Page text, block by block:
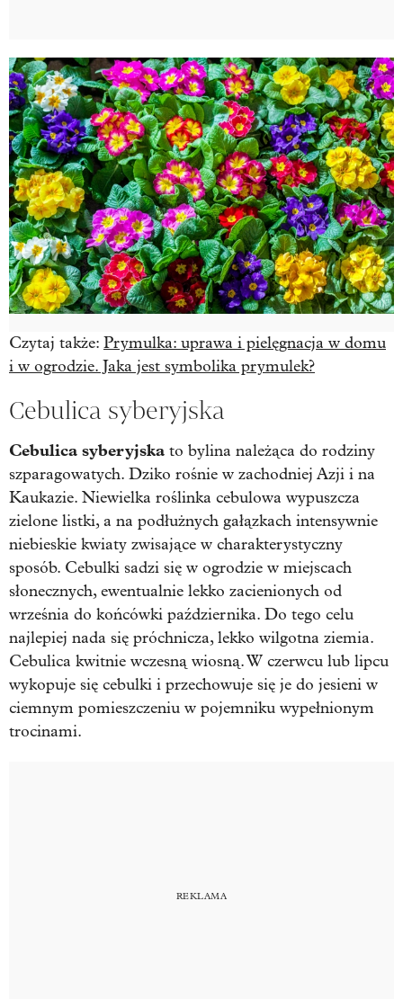
Czytaj także: Prymulka: uprawa i pielęgnacja w domu
i w ogrodzie. Jaka jest symbolika prymulek?
Cebulica syberyjska
Cebulica syberyjska to bylina należąca do rodziny
szparagowatych. Dziko rośnie w zachodniej Azji i na
Kaukazie. Niewielka roślinka cebulowa wypuszcza
zielone listki, a na podłużnych gałązkach intensywnie
niebieskie kwiaty zwisające w charakterystyczny
sposób. Cebulki sadzi się w ogrodzie w miejscach
słonecznych, ewentualnie lekko zacienionych od
września do końcówki października. Do tego celu
najlepiej nada się próchnicza, lekko wilgotna ziemia.
Cebulica kwitnie wczesną wiosną. W czerwcu lub lipcu
wykopuje się cebulki i przechowuje się je do jesieni w
ciemnym pomieszczeniu w pojemniku wypełnionym
trocinami.